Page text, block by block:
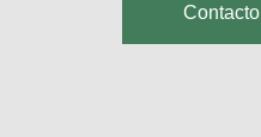
Contacto